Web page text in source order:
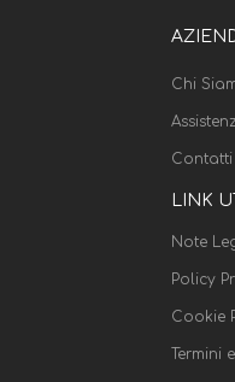
Chi
Contatti
LINK
Note
Policy
Cookie
Termini